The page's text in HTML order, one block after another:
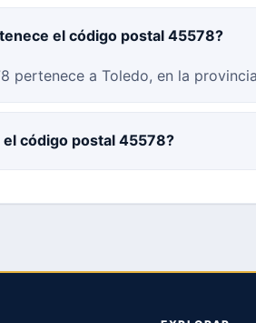
el código postal 45578?
pertenece a Toledo, en la
código postal 45578?